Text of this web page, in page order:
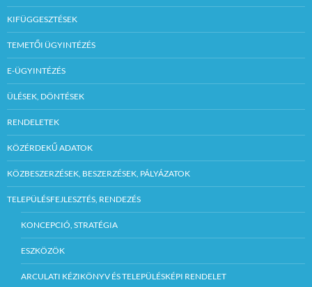
KIFÜGGESZTÉSEK
TEMETŐI ÜGYINTÉZÉS
E-ÜGYINTÉZÉS
ÜLÉSEK, DÖNTÉSEK
RENDELETEK
KÖZÉRDEKŰ ADATOK
KÖZBESZERZÉSEK, BESZERZÉSEK, PÁLYÁZATOK
TELEPÜLÉSFEJLESZTÉS, RENDEZÉS
KONCEPCIÓ, STRATÉGIA
ESZKÖZÖK
ARCULATI KÉZIKÖNYV ÉS TELEPÜLÉSKÉPI RENDELET